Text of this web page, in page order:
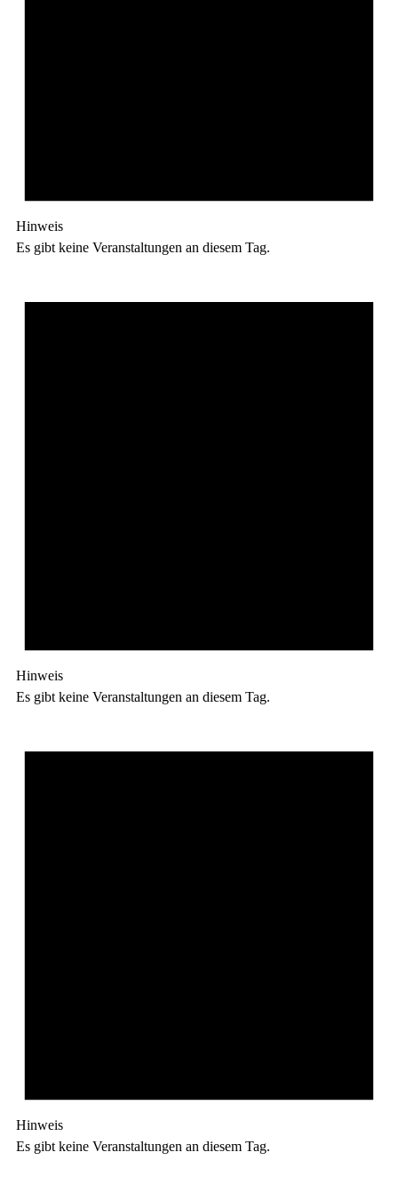
Hinweis
Es gibt keine Veranstaltungen an diesem Tag.
Hinweis
Es gibt keine Veranstaltungen an diesem Tag.
Hinweis
Es gibt keine Veranstaltungen an diesem Tag.